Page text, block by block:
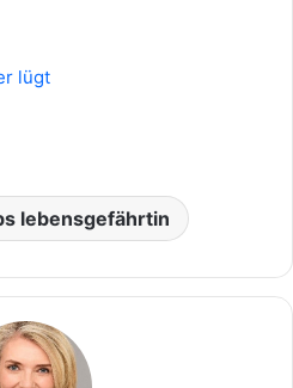
lügt
lebensgefährtin